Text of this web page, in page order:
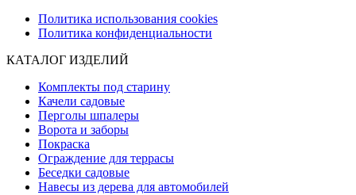
Политика использования cookies
Политика конфиденциальности
КАТАЛОГ ИЗДЕЛИЙ
Комплекты под старину
Качели садовые
Перголы шпалеры
Ворота и заборы
Покраска
Ограждение для террасы
Беседки садовые
Навесы из дерева для автомобилей